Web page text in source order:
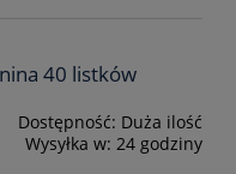
40 listków
Dostępność: Duża ilość
Wysyłka w: 24 godziny